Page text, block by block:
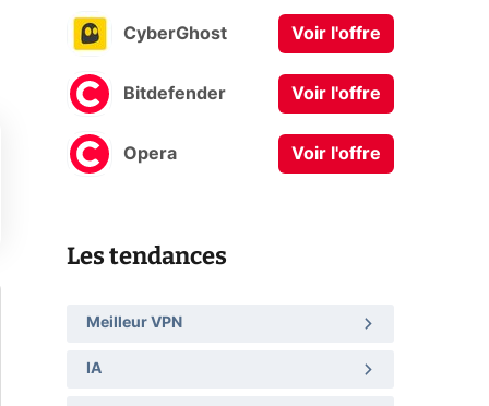
CyberGhost Voir l'offre
Bitdefender Voir l'offre
Opera Voir l'offre
Les tendances
Meilleur VPN
IA